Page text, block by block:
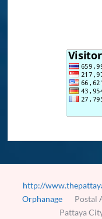
http://
OrphanagePostal
Pattaya